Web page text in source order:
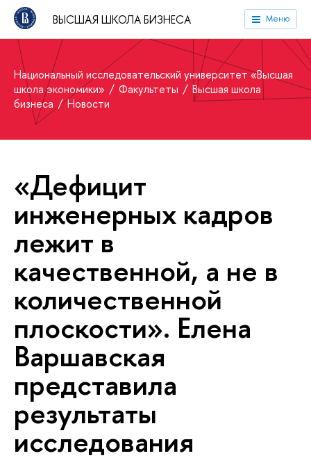
ВЫСШАЯ ШКОЛА БИЗНЕСА Меню
Национальный исследовательский университет «Высшая
школа экономики»
Факультеты
Высшая школа
бизнеса
Новости
«Дефицит
инженерных кадров
лежит в
качественной, а не в
количественной
плоскости». Елена
Варшавская
представила
результаты
исследования